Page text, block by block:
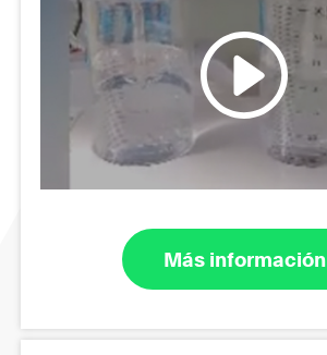
Más información